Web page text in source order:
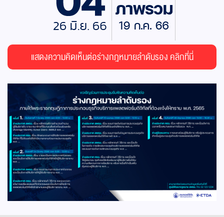
แสดงความคิดเห็นต่อร่างกฎหมายลำดับรอง คลิกที่นี่